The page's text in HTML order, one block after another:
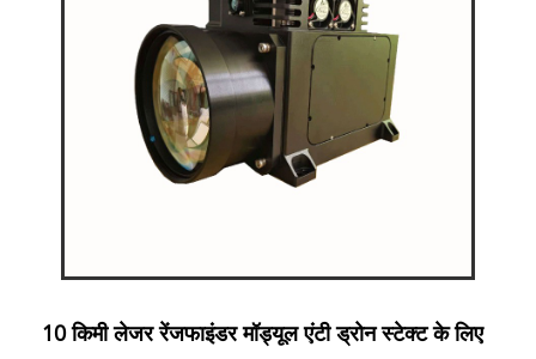
10 किमी लेजर रेंजफाइंडर मॉड्यूल एंटी ड्रोन स्टेक्ट के लिए